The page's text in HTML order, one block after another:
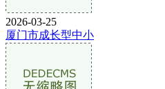
2026-03-25
厦门市成长型中小